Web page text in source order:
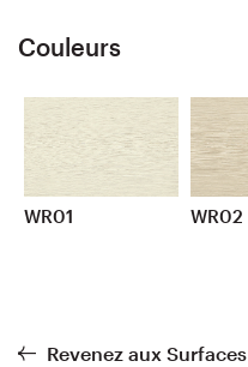
Couleurs
WR01 WR02
Revenez aux Surfaces